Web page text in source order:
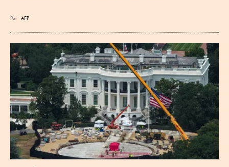
Por AFP